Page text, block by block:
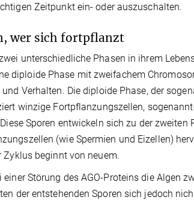
Zeitpunkt ein- oder auszuschalten.
wer sich fortpflanzt
unterschiedliche Phasen in ihrem
diploide Phase mit zweifachem
Verhalten. Die diploide Phase, der
winzige Fortpflanzungszellen,
Sporen entwickeln sich zu der zweiten
(wie Spermien und Eizellen)
beginnt von neuem.
einer Störung des AGO-Proteins die Algen
der entstehenden Sporen sich jedoch